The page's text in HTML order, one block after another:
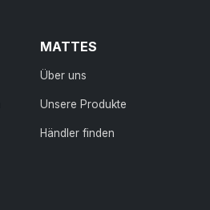
MATTES
Über uns
Unsere Produkte
Händler finden